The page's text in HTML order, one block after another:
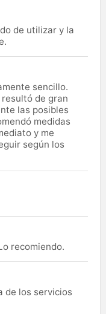
de utilizar y la
sencillo.
de gran
las posibles
medidas
y me
según los
recomiendo.
de los servicios